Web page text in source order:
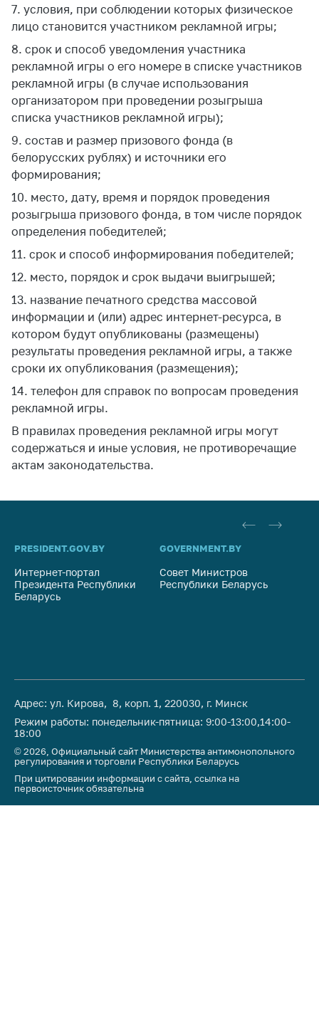
7. условия, при соблюдении которых физическое
лицо становится участником рекламной игры;
8. срок и способ уведомления участника
рекламной игры о его номере в списке участников
рекламной игры (в случае использования
организатором при проведении розыгрыша
списка участников рекламной игры);
9. состав и размер призового фонда (в
белорусских рублях) и источники его
формирования;
10. место, дату, время и порядок проведения
розыгрыша призового фонда, в том числе порядок
определения победителей;
11. срок и способ информирования победителей;
12. место, порядок и срок выдачи выигрышей;
13. название печатного средства массовой
информации и (или) адрес интернет-ресурса, в
котором будут опубликованы (размещены)
результаты проведения рекламной игры, а также
сроки их опубликования (размещения);
14. телефон для справок по вопросам проведения
рекламной игры.
В правилах проведения рекламной игры могут
содержаться и иные условия, не противоречащие
актам законодательства.
PRESIDENT.GOV.BY
Интернет-портал
Президента Республики
Беларусь
GOVERNMENT.BY
Совет Министров
Республики Беларусь
Адрес: ул. Кирова, 8, корп. 1, 220030, г. Минск
Режим работы: понедельник-пятница: 9:00-13:00,14:00-
18:00
© 2026, Официальный сайт Министерства антимонопольного
регулирования и торговли Республики Беларусь
При цитировании информации с сайта, ссылка на
первоисточник обязательна